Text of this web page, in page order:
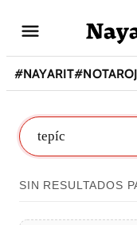
#NAYARIT#
SIN RESULTADOS